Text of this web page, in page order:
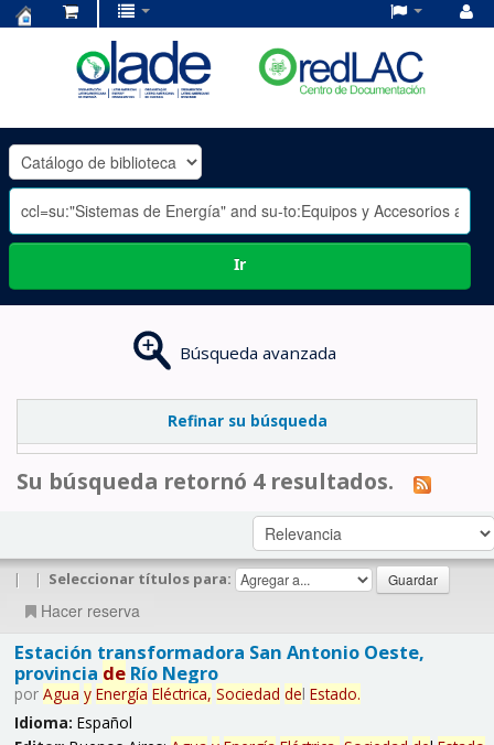
OLADE
-
Ir
Búsqueda avanzada
Refinar su búsqueda
Su búsqueda retornó 4 resultados.
| | Seleccionar títulos para:
Hacer reserva
Estación transformadora San Antonio Oeste,
provincia deRío Negro
por Agua y Energía Eléctrica, Sociedad del Estado.
Idioma: Español